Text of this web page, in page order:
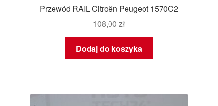
Przewód RAIL Citroën Peugeot 1570C2
108,00 zł
Dodaj do koszyka